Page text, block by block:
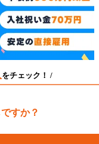
をチェック！ /
すか？